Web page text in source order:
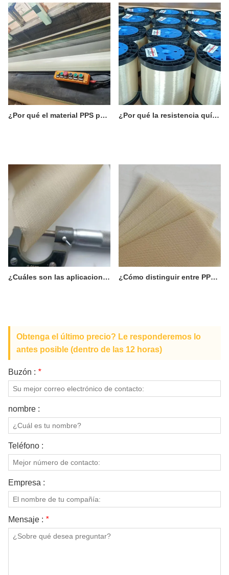
¿Por qué el material PPS puede lograr una alta resistencia al fuego sin la adición de retardantes de llama? ¿Por qué la resistencia química y la resistencia a la hidrólisis del material PPS son tan excelentes?
¿Cuáles son las aplicaciones potenciales del PPS, un material resistente a altas temperaturas, a la corrosión y de gran rigidez? ¿Cómo distinguir entre PPS reticulado y PPS lineal y cuáles son sus diferencias?
Obtenga el último precio? Le responderemos lo
antes posible (dentro de las 12 horas)
Buzón : *
nombre :
Teléfono :
Empresa :
Mensaje : *